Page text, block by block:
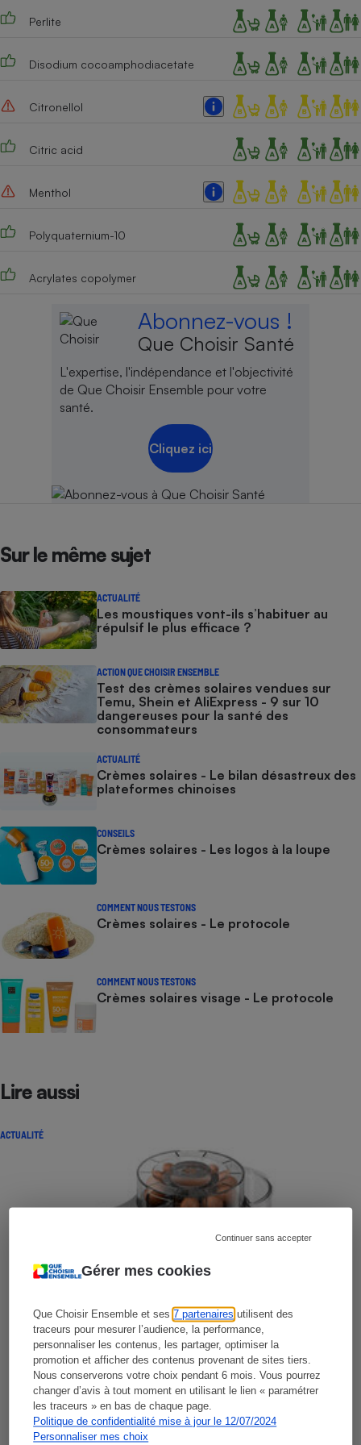
Gérer mes cookies
Que Choisir Ensemble et ses7 partenaires utilisent des
traceurs pour mesurer l’audience, la performance,
personnaliser les contenus, les partager, optimiser la
promotion et afficher des contenus provenant de sites tiers.
Nous conserverons votre choix pendant 6 mois. Vous pourrez
changer d’avis à tout moment en utilisant le lien « paramétrer
les traceurs » en bas de chaque page.
Politique de confidentialité mise à jour le 12/07/2024
Personnaliser mes choix
Continuer sans accepter
Perlite
Disodium cocoamphodiacetate
Citronellol
Citric acid
Menthol
Polyquaternium-10
Acrylates copolymer
Abonnez-vous !
Que Choisir Santé
L'expertise, l'indépendance et l'objectivité
de Que Choisir Ensemble pour votre
santé.
Cliquez ici
Sur le même sujet
ACTUALITÉ
Les moustiques vont-ils s’habituer au
répulsif le plus efficace ?
ACTION QUE CHOISIR ENSEMBLE
Test des crèmes solaires vendues sur
Temu, Shein et AliExpress - 9 sur 10
dangereuses pour la santé des
consommateurs
ACTUALITÉ
Crèmes solaires - Le bilan désastreux des
plateformes chinoises
CONSEILS
Crèmes solaires - Les logos à la loupe
COMMENT NOUS TESTONS
Crèmes solaires - Le protocole
COMMENT NOUS TESTONS
Crèmes solaires visage - Le protocole
Lire aussi
ACTUALITÉ